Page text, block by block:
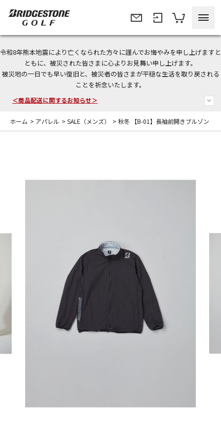
令和8年熊本地震により亡くなられた方々に謹んでお悔やみを申し上げますと
ともに、被災された皆さまに心よりお見舞い申し上げます。
被災地の一日でも早い復旧と、被災者の皆さまが平穏な生活を取り戻される
ことを祈念いたします。
今なら新規会員登録で1,000円OFFクーポンプレゼント！
＜商品配送に関するお知らせ＞
＜夏季休暇中のご注文・発送・お問い合わせ＞
ホーム > アパレル > SALE（メンズ） > 秋冬 【B-01】長袖前開きブルゾン